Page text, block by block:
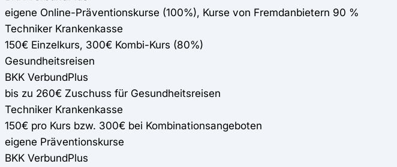
eigene Online-Präventionskurse (100%), Kurse von Fremdanbietern 90 %
Techniker Krankenkasse
150€ Einzelkurs, 300€ Kombi-Kurs (80%)
Gesundheitsreisen
BKK VerbundPlus
bis zu 260€ Zuschuss für Gesundheitsreisen
Techniker Krankenkasse
150€ pro Kurs bzw. 300€ bei Kombinationsangeboten
eigene Präventionskurse
BKK VerbundPlus